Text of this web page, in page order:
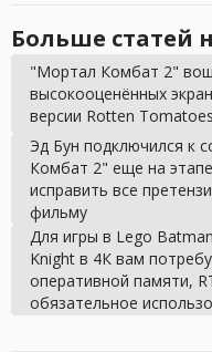
Больше статей
"Мортал Комбат 2"
высокооценённых
версии Rotten Tomatoes
Эд Бун подключился к
Комбат 2" еще на
исправить все
фильму
Для игры в Lego
Knight в 4К вам
оперативной памяти,
обязательное